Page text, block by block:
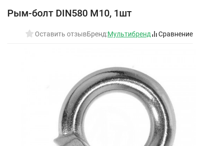
Рым-болт DIN580 М10, 1шт
Оставить отзывБренд:Мультибренд Сравнение